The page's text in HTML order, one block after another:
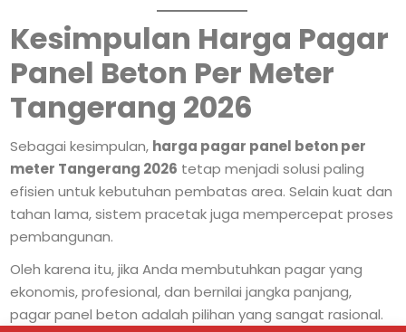
Kesimpulan Harga Pagar
Panel Beton Per Meter
Tangerang 2026
Sebagai kesimpulan, harga pagar panel beton per
meter Tangerang 2026 tetap menjadi solusi paling
efisien untuk kebutuhan pembatas area. Selain kuat dan
tahan lama, sistem pracetak juga mempercepat proses
pembangunan.
Oleh karena itu, jika Anda membutuhkan pagar yang
ekonomis, profesional, dan bernilai jangka panjang,
pagar panel beton adalah pilihan yang sangat rasional.